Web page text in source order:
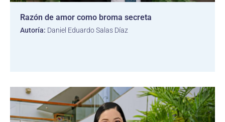
Razón de amor como broma secreta
Autoría: Daniel Eduardo Salas Díaz